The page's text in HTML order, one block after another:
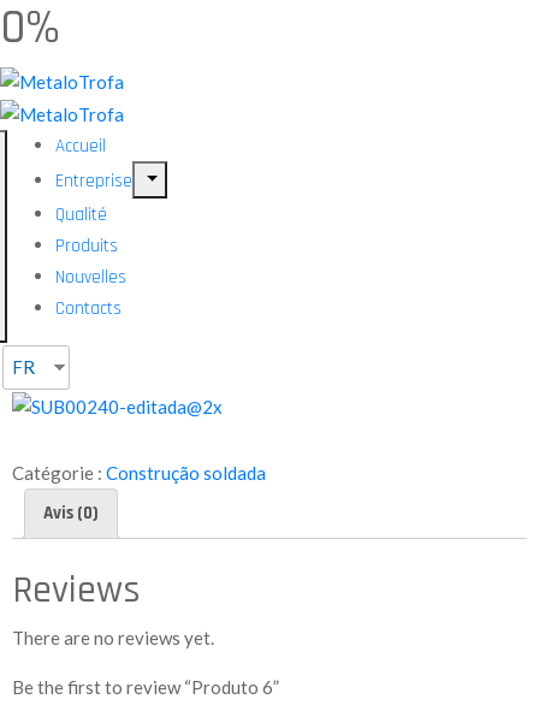
0%
Accueil
Entreprise
Qualité
Produits
Nouvelles
Contacts
FR
Catégorie : Construção soldada
Avis (0)
Reviews
There are no reviews yet.
Be the first to review “Produto 6”